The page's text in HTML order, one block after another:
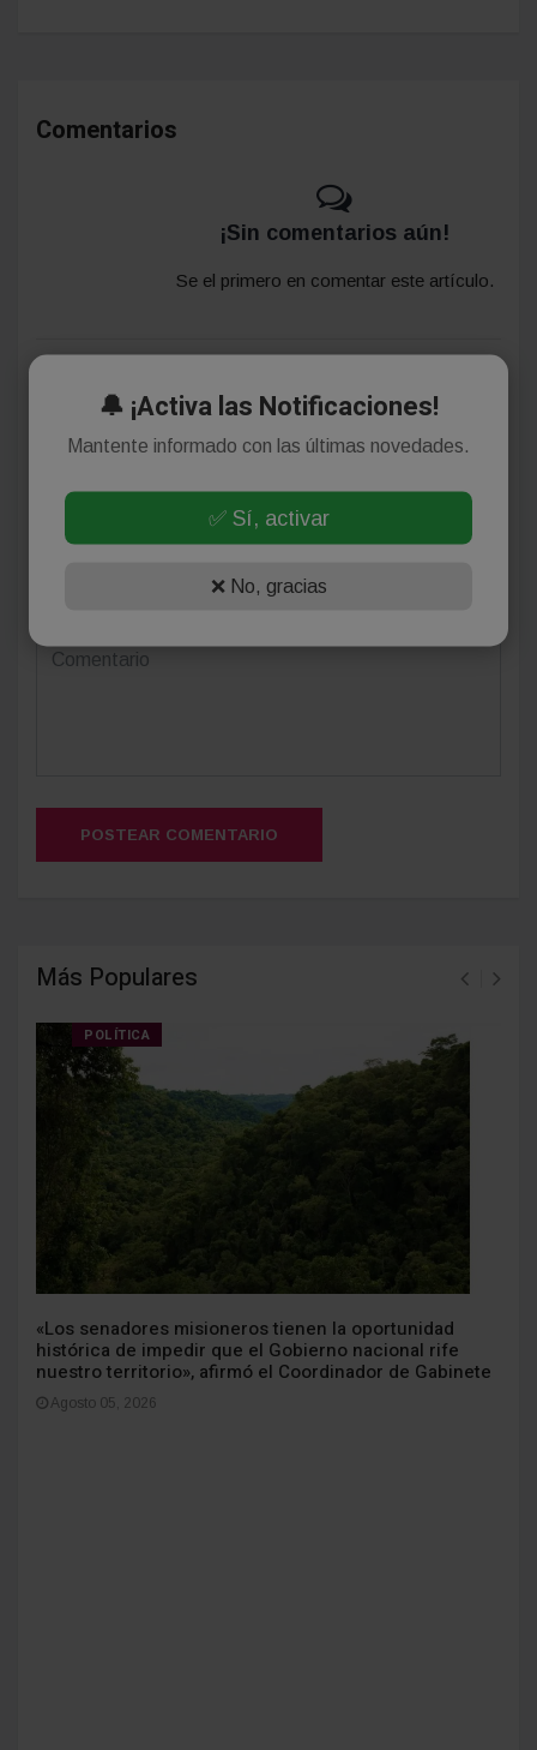
Comentarios
¡Sin comentarios aún!
Se el primero en comentar este artículo.
Deja tu comentario
(Su email no será publicado)
POSTEAR COMENTARIO
Más Populares
POLÍTICA
«Los senadores misioneros tienen la oportunidad
histórica de impedir que el Gobierno nacional rife
nuestro territorio», afirmó el Coordinador de Gabinete
Agosto 05, 2026
🔔 ¡Activa las Notificaciones!
Mantente informado con las últimas novedades.
✅ Sí, activar
❌ No, gracias